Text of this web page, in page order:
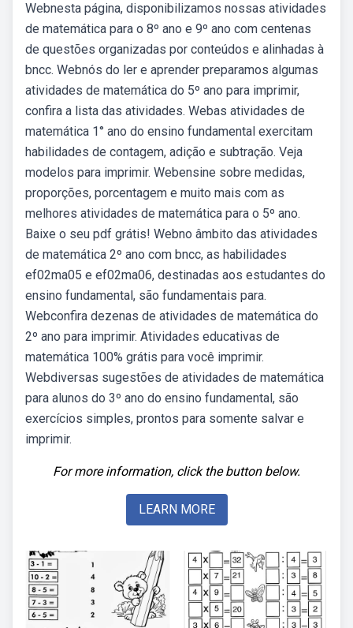
Webnesta página, disponibilizamos nossas atividades
de matemática para o 8º ano e 9º ano com centenas
de questões organizadas por conteúdos e alinhadas à
bncc. Webnós do ler e aprender preparamos algumas
atividades de matemática do 5º ano para imprimir,
confira a lista das atividades. Webas atividades de
matemática 1° ano do ensino fundamental exercitam
habilidades de contagem, adição e subtração. Veja
modelos para imprimir. Webensine sobre medidas,
proporções, porcentagem e muito mais com as
melhores atividades de matemática para o 5º ano.
Baixe o seu pdf grátis! Webno âmbito das atividades
de matemática 2º ano com bncc, as habilidades
ef02ma05 e ef02ma06, destinadas aos estudantes do
ensino fundamental, são fundamentais para.
Webconfira dezenas de atividades de matemática do
2º ano para imprimir. Atividades educativas de
matemática 100% grátis para você imprimir.
Webdiversas sugestões de atividades de matemática
para alunos do 3º ano do ensino fundamental, são
exercícios simples, prontos para somente salvar e
imprimir.
For more information, click the button below.
LEARN MORE